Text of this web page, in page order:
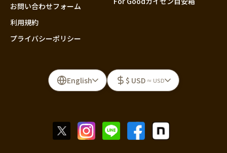
お問い合わせフォーム
利用規約
プライバシーポリシー
English $ USD ≈ USD